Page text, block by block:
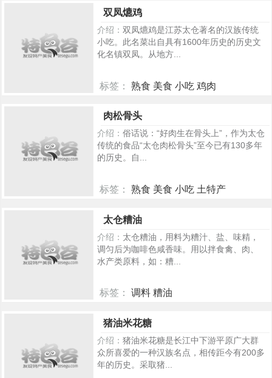
双凤爊鸡
介绍： 双凤爊鸡是江苏太仓著名的汉族传统
小吃。此名菜出自具有1600年历史的历史文
化名镇双凤。从地方...
标签： 熟食 美食 小吃 鸡肉
肉松骨头
介绍： 俗话说：“好肉生在骨头上”，作为太仓
传统的食品“太仓肉松骨头”至今已有130多年
的历史。自...
标签： 熟食 美食 小吃 土特产
太仓糟油
介绍： 太仓糟油，用料为糟汁、盐、味精，
调匀后为咖啡色咸香味。用以拌食禽、肉、
水产类原料，如：糟...
标签： 调料 糟油
猪油米花糖
介绍： 猪油米花糖是长江中下游平原广大群
众所喜爱的一种汉族名点，相传距今有200多
年的历史。采取猪...